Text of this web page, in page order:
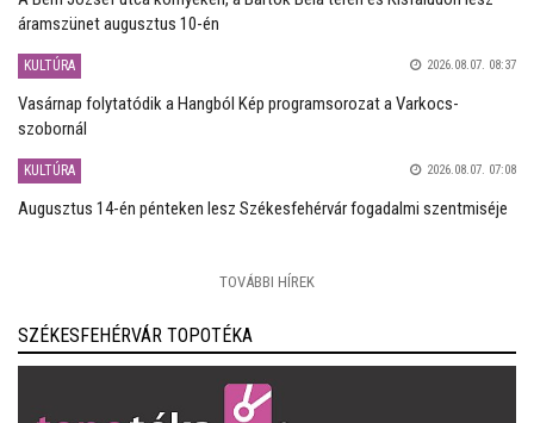
áramszünet augusztus 10-én
KULTÚRA 2026.08.07. 08:37
Vasárnap folytatódik a Hangból Kép programsorozat a Varkocs-
szobornál
KULTÚRA 2026.08.07. 07:08
Augusztus 14-én pénteken lesz Székesfehérvár fogadalmi szentmiséje
TOVÁBBI HÍREK
SZÉKESFEHÉRVÁR TOPOTÉKA